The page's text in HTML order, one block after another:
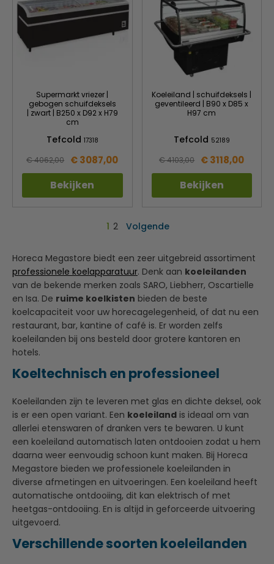
Supermarkt vriezer |
gebogen schuifdeksels
| zwart | B250 x D92 x H79
cm
Tefcold 17318
€ 4062,00 € 3087,00
Bekijken
Koeleiland | schuifdeksels |
geventileerd | B90 x D85 x
H97 cm
Tefcold 52189
€ 4103,00 € 3118,00
Bekijken
1 2 Volgende
Horeca Megastore biedt een zeer uitgebreid assortiment
professionele koelapparatuur. Denk aan koeleilanden
van de bekende merken zoals SARO, Liebherr, Oscartielle
en Isa. De ruime koelkisten bieden de beste
koelcapaciteit voor uw horecagelegenheid, of dat nu een
restaurant, bar, kantine of café is. Er worden zelfs
koeleilanden bij ons besteld door grotere kantoren en
hotels.
Koeltechnisch en professioneel
Koeleilanden zijn te leveren met glas en dichte deksel, ook
is er een open variant. Een koeleiland is ideaal om van
allerlei etenswaren of dranken vers te bewaren. U kunt
een koeleiland automatisch laten ontdooien zodat u hem
daarna weer eenvoudig schoon kunt maken. Bij Horeca
Megastore bieden we professionele koeleilanden in
diverse afmetingen en uitvoeringen. Een koeleiland heeft
automatische ontdooiing, dit kan elektrisch of met
heetgas-ontdooiing. En is altijd in geforceerde uitvoering
uitgevoerd.
Verschillende soorten koeleilanden